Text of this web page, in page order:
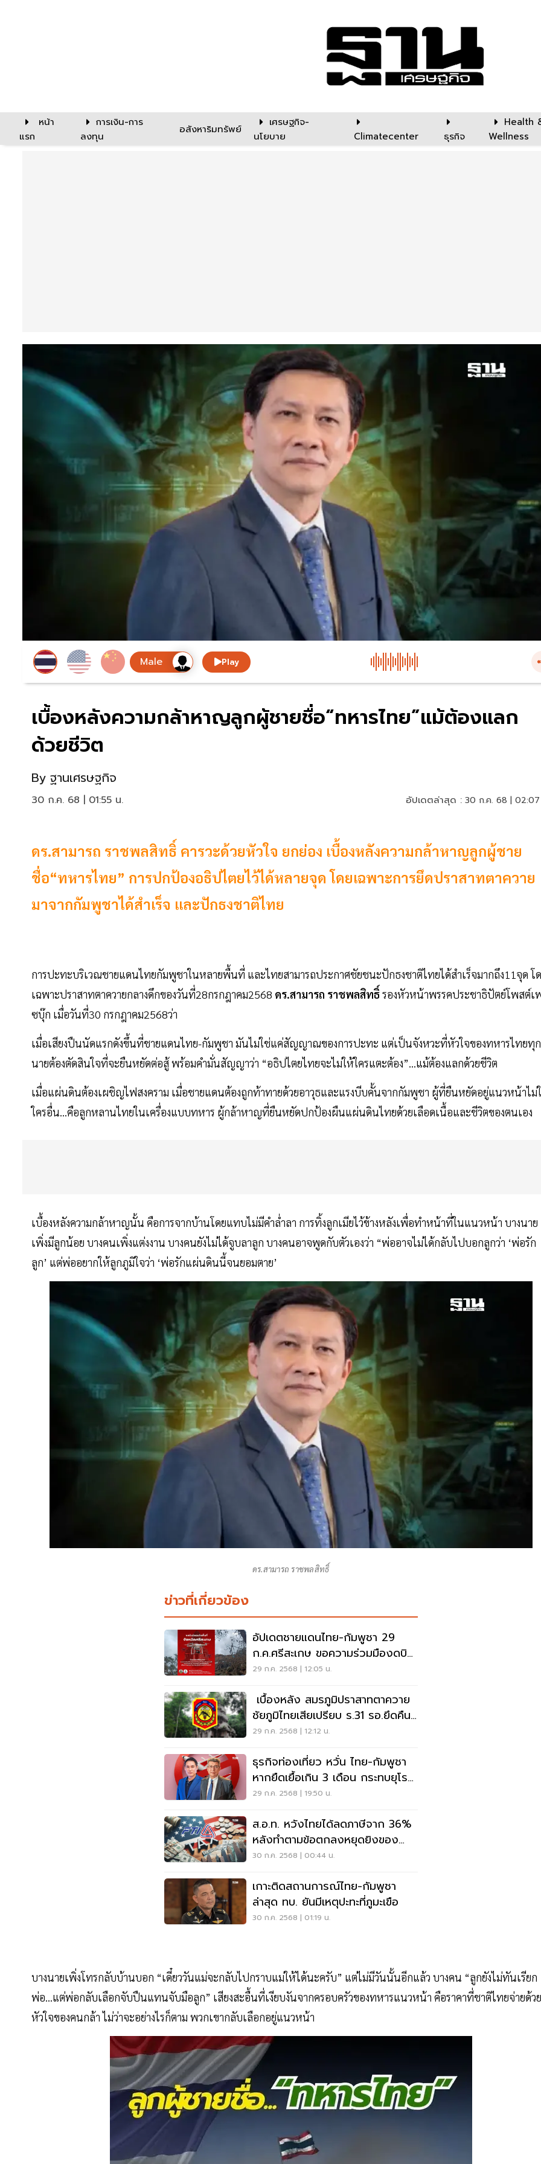
หน้า
แรก
การเงิน-การ
ลงทุน
อสังหาริมทรัพย์
เศรษฐกิจ-
นโยบาย
Climatecenter ธุรกิจ
Health
Wellness
Play
เบื้องหลังความกล้าหาญลูกผู้ชายชื่อ“ทหารไทย”แม้ต้องแลก
ด้วยชีวิต
By ฐานเศรษฐกิจ
30 ก.ค. 68 | 01:55 น. อัปเดตล่าสุด : 30 ก.ค. 68 |
ดร.สามารถ ราชพลสิทธิ์ คารวะด้วยหัวใจ ยกย่อง เบื้องหลังความกล้าหาญลูกผู้ชาย
ชื่อ“ทหารไทย” การปกป้องอธิปไตยไว้ได้หลายจุด โดยเฉพาะการยึดปราสาทตาควาย
มาจากกัมพูชาได้สำเร็จ และปักธงชาติไทย
การปะทะบริเวณชายแดนไทยกัมพูชาในหลายพื้นที่ และไทยสามารถประกาศชัยชนะปักธงชาติไทยได้สำเร็จมากถึง11จุด โ
เฉพาะปราสาทตาควายกลางดึกของวันที่28กรกฎาคม2568 ดร.สามารถ ราชพลสิทธิ์รองหัวหน้าพรรคประชาธิปัตย์โพสต์เ
ซบุ๊ก เมื่อวันที่30 กรกฎาคม2568ว่า
เมื่อเสียงปืนนัดแรกดังขึ้นที่ชายแดนไทย-กัมพูชา มันไม่ใช่แค่สัญญาณของการปะทะ แต่เป็นจังหวะที่หัวใจของทหารไทยทุก
นายต้องตัดสินใจที่จะยืนหยัดต่อสู้ พร้อมคำมั่นสัญญาว่า “อธิปไตยไทยจะไม่ให้ใครแตะต้อง”…แม้ต้องแลกด้วยชีวิต
เมื่อแผ่นดินต้องเผชิญไฟสงคราม เมื่อชายแดนต้องถูกท้าทายด้วยอาวุธและแรงบีบคั้นจากกัมพูชา ผู้ที่ยืนหยัดอยู่แนวหน้าไม่
ใครอื่น...คือลูกหลานไทยในเครื่องแบบทหาร ผู้กล้าหาญที่ยืนหยัดปกป้องผืนแผ่นดินไทยด้วยเลือดเนื้อและชีวิตของตนเอง
เบื้องหลังความกล้าหาญนั้น คือการจากบ้านโดยแทบไม่มีคำล่ำลา การทิ้งลูกเมียไว้ข้างหลังเพื่อทำหน้าที่ในแนวหน้า บางนาย
เพิ่งมีลูกน้อย บางคนเพิ่งแต่งงาน บางคนยังไม่ได้จูบลาลูก บางคนอาจพูดกับตัวเองว่า “พ่ออาจไม่ได้กลับไปบอกลูกว่า ‘พ่อรัก
ลูก’ แต่พ่ออยากให้ลูกภูมิใจว่า ‘พ่อรักแผ่นดินนี้จนยอมตาย’
ดร.สามารถ ราชพลสิทธิ์
ข่าวที่เกี่ยวข้อง
อัปเดตชายแดนไทย-กัมพูชา 29
ก.ค.ศรีสะเกษ ขอความร่วมมืองดบิน
โดรนทุกพื้นที่
29 ก.ค. 2568 | 12:05 น.
เบื้องหลัง สมรภูมิปราสาทตาควาย
ชัยภูมิไทยเสียเปรียบ ร.31 รอ.ยึดคืน
จากกัมพูชาได้สำเร็จ
29 ก.ค. 2568 | 12:12 น.
ธุรกิจท่องเที่ยว หวั่น ไทย-กัมพูชา
หากยืดเยื้อเกิน 3 เดือน กระทบยุโรป
เที่ยวไทย
29 ก.ค. 2568 | 19:50 น.
ส.อ.ท. หวังไทยได้ลดภาษีจาก 36%
หลังทำตามข้อตกลงหยุดยิงของ
ทรัมป์
30 ก.ค. 2568 | 00:44 น.
เกาะติดสถานการณ์ไทย-กัมพูชา
ล่าสุด ทบ. ยันมีเหตุปะทะที่ภูมะเขือ
30 ก.ค. 2568 | 01:19 น.
บางนายเพิ่งโทรกลับบ้านบอก “เดี๋ยววันแม่จะกลับไปกราบแม่ให้ได้นะครับ” แต่ไม่มีวันนั้นอีกแล้ว บางคน “ลูกยังไม่ทันเรียก
พ่อ…แต่พ่อกลับเลือกจับปืนแทนจับมือลูก” เสียงสะอื้นที่เงียบงันจากครอบครัวของทหารแนวหน้า คือราคาที่ชาติไทยจ่ายด้วย
หัวใจของคนกล้า ไม่ว่าจะอย่างไรก็ตาม พวกเขากลับเลือกอยู่แนวหน้า